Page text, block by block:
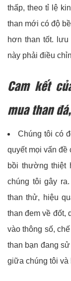
thấp, theo tỉ lệ
than mới có độ
hơn than tốt.
này phải điều
Cam kết
mua than
Chúng tôi có
quyết mọi vấn đề
bồi thường thiệt
chúng tôi gây
than thử, hiệu
than đem về đốt,
vào thông số,
than bạn đang
giữa chúng tôi và